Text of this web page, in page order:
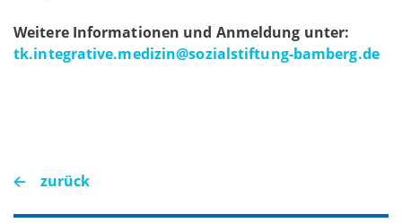
Weitere Informationen und Anmeldung unter:
tk.integrative.medizin@sozialstiftung-bamberg.de
zurück